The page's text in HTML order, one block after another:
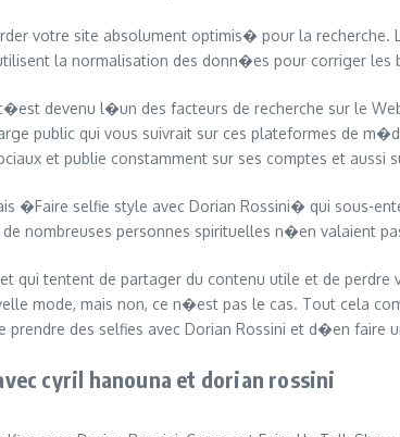
votre site absolument optimis� pour la
la normalisation des donn�es pour corriger les
devenu l�un des facteurs de recherche sur le
public qui vous suivrait sur ces plateformes de
et publie constamment sur ses comptes et
selfie style avec Dorian Rossini� qui sous-
nombreuses personnes spirituelles n�en valaient
qui tentent de partager du contenu utile et de
mode, mais non, ce n�est pas le cas. Tout cela
des selfies avec Dorian Rossini et d�en faire
cyril hanouna et dorian rossini